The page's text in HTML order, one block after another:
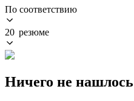
По соответствию
20 резюме
Ничего не нашлось